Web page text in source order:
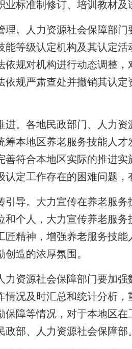
业标准制修订、培训教材
理。
人力资源社会保障部
能等级认定机构及其认定
依规对机构进行动态调整
依规严肃查处并撤销其认
进。 各地民政部门、人力
筹本地区养老服务技能人
善符合本地区实际的推进
认定工作存在的困难问题
引导。 大力宣传在养老服
和个人，大力宣传养老服
匠精神，增强养老服务技
造的浓厚氛围。
资源社会保障部门要加强
情况及时汇总和统计分析
保障等情况，对于本地区
政部、人力资源社会保障部